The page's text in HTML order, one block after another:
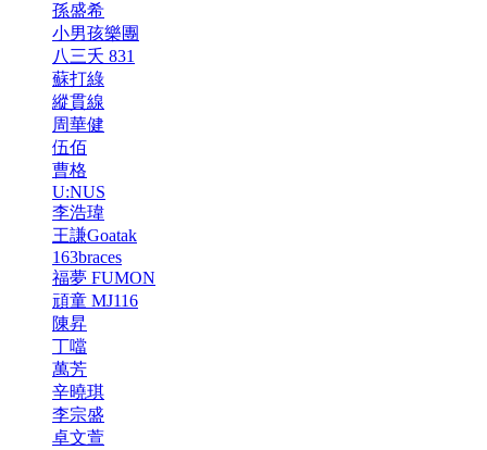
孫盛希
小男孩樂團
八三夭 831
蘇打綠
縱貫線
周華健
伍佰
曹格
U:NUS
李浩瑋
王謙Goatak
163braces
福夢 FUMON
頑童 MJ116
陳昇
丁噹
萬芳
辛曉琪
李宗盛
卓文萱